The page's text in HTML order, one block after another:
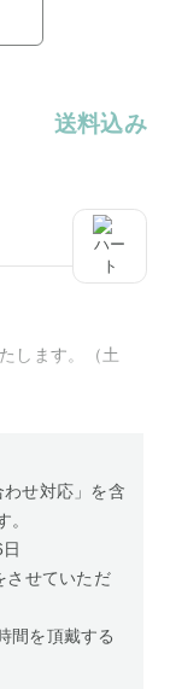
送料込み
します。（土
せ対応」を含
させていただ
間を頂戴する